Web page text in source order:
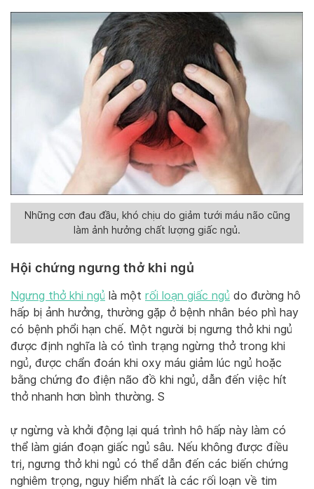
Những cơn đau đầu, khó chịu do giảm tưới máu não cũng
làm ảnh hưởng chất lượng giấc ngủ.
Hội chứng ngưng thở khi ngủ
Ngưng thở khi ngủ là một rối loạn giấc ngủ do đường hô
hấp bị ảnh hưởng, thường gặp ở bệnh nhân béo phì hay
có bệnh phổi hạn chế. Một người bị ngưng thở khi ngủ
được định nghĩa là có tình trạng ngừng thở trong khi
ngủ, được chẩn đoán khi oxy máu giảm lúc ngủ hoặc
bằng chứng đo điện não đồ khi ngủ, dẫn đến việc hít
thở nhanh hơn bình thường. S
ự ngừng và khởi động lại quá trình hô hấp này làm có
thể làm gián đoạn giấc ngủ sâu. Nếu không được điều
trị, ngưng thở khi ngủ có thể dẫn đến các biến chứng
nghiêm trọng, nguy hiểm nhất là các rối loạn về tim